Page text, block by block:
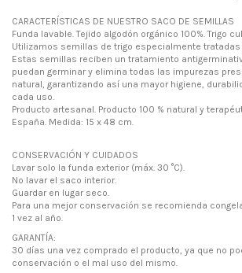
CARACTERÍSTICAS DE NUESTRO SACO DE SEMILLAS
Funda lavable. Tejido algodón orgánico 100%. Trigo
Utilizamos semillas de trigo especialmente
Estas semillas reciben un tratamiento
puedan germinar y elimina todas las impurezas
natural, garantizando así una mayor higiene,
cada uso.
Producto artesanal. Producto 100 % natural y
España. Medida: 15 x 48 cm.
CONSERVACIÓN Y CUIDADOS
Lavar solo la funda exterior (máx. 30 °C).
No lavar el saco interior.
Guardar en lugar seco.
Para una mejor conservación se recomienda
1 vez al año.
GARANTÍA:
30 días una vez comprado el producto, ya que no
conservación o el mal uso del mismo.